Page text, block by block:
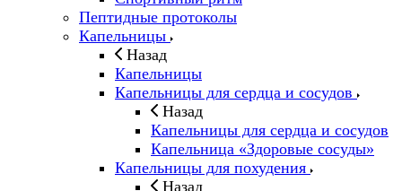
Пептидные протоколы
Капельницы
Назад
Капельницы
Капельницы для сердца и сосудов
Назад
Капельницы для сердца и сосудов
Капельница «Здоровые сосуды»
Капельницы для похудения
Назад